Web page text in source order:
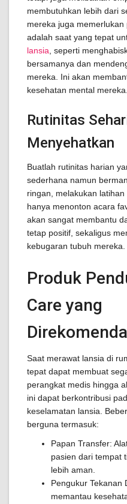
membutuhkan lebih dari
mereka juga
adalah saat yang tepat
lansia , seperti
bersamanya dan
mereka. Ini akan
kesehatan mental mereka.
Rutinitas
Menyehatkan
Buatlah rutinitas harian
sederhana namun
ringan, melakukan
hanya menonton acara
akan sangat membantu
tetap positif, sekaligus
kebugaran tubuh mereka.
Produk
Care yang
Saat merawat lansia di
tepat dapat membuat
perangkat medis hingga
ini dapat berkontribusi
keselamatan lansia.
berguna termasuk:
Papan Transfer:
pasien dari tempat
lebih aman.
Pengukur Tekanan
memantau